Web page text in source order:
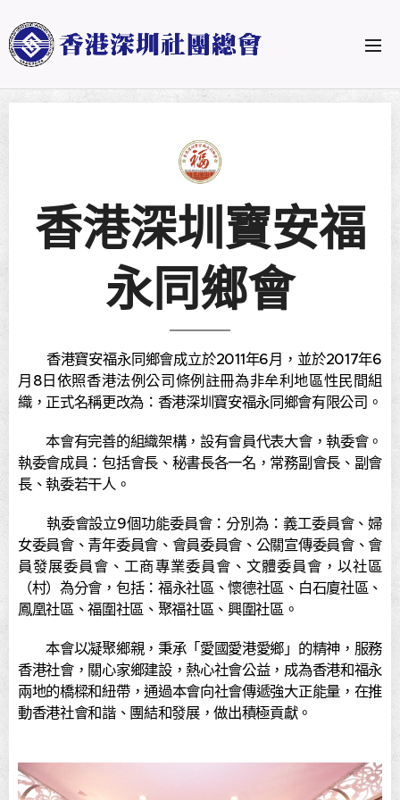
香港深圳寶安福
永同鄉會
香港寶安福永同鄉會成立於2011年6月，並於2017年6
月8日依照香港法例公司條例註冊為非牟利地區性民間組
織，正式名稱更改為：香港深圳寶安福永同鄉會有限公司。
本會有完善的組織架構，設有會員代表大會，執委會。
執委會成員：包括會長、秘書長各一名，常務副會長、副會
長、執委若干人。
執委會設立9個功能委員會：分別為：義工委員會、婦
女委員會、青年委員會、會員委員會、公關宣傳委員會、會
員發展委員會、工商專業委員會、文體委員會，以社區
（村）為分會，包括：福永社區、懷德社區、白石廈社區、
鳳凰社區、福圍社區、聚福社區、興圍社區。
本會以凝聚鄉親，秉承「愛國愛港愛鄉」的精神，服務
香港社會，關心家鄉建設，熱心社會公益，成為香港和福永
兩地的橋樑和紐帶，通過本會向社會傳遞強大正能量，在推
動香港社會和諧、團結和發展，做出積極貢獻。